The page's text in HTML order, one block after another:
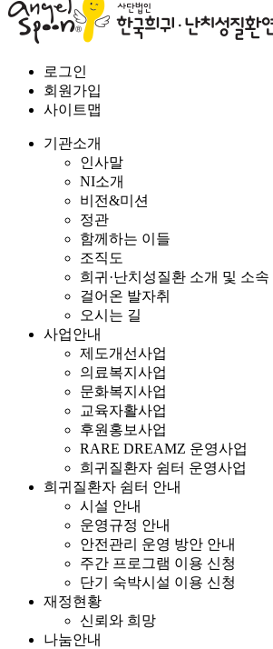
로그인
회원가입
사이트맵
기관소개
인사말
NI소개
비전&미션
정관
함께하는 이들
조직도
희귀·난치성질환 소개 및 소
걸어온 발자취
오시는 길
사업안내
제도개선사업
의료복지사업
문화복지사업
교육자활사업
후원홍보사업
RARE DREAMZ 운영사업
희귀질환자 쉼터 운영사업
희귀질환자 쉼터 안내
시설 안내
운영규정 안내
안전관리 운영 방안 안내
주간 프로그램 이용 신청
단기 숙박시설 이용 신청
재정현황
신뢰와 희망
나눔안내